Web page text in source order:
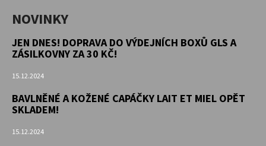
NOVINKY
JEN DNES! DOPRAVA DO VÝDEJNÍCH BOXŮ GLS A
ZÁSILKOVNY ZA 30 KČ!
15.12.2024
BAVLNĚNÉ A KOŽENÉ CAPÁČKY LAIT ET MIEL OPĚT
SKLADEM!
15.12.2024